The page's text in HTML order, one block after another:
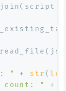
" + str (len
count: " +